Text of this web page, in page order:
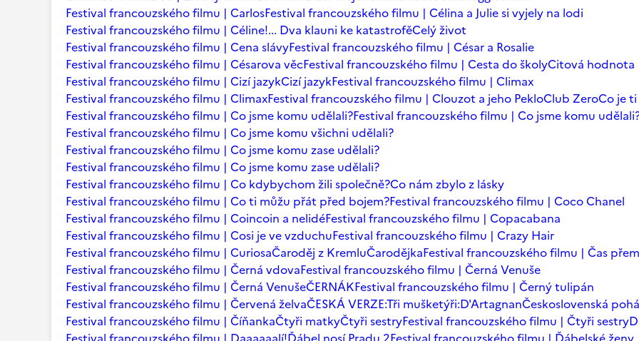
Festival francouzského filmu | CarlosFestival francouzského filmu | Célina a Julie si vyjely na lodi
Festival francouzského filmu | Céline!... Dva klauni ke katastrofěCelý život
Festival francouzského filmu | Cena slávyFestival francouzského filmu | César a Rosalie
Festival francouzského filmu | Césarova věcFestival francouzského filmu | Cesta do školyCitová hodnota
Festival francouzského filmu | Cizí jazykCizí jazykFestival francouzského filmu | Climax
Festival francouzského filmu | ClimaxFestival francouzského filmu | Clouzot a jeho PekloClub ZeroCo je
Festival francouzského filmu | Co jsme komu udělali?Festival francouzského filmu | Co jsme komu
Festival francouzského filmu | Co jsme komu všichni udělali?
Festival francouzského filmu | Co jsme komu zase udělali?
Festival francouzského filmu | Co jsme komu zase udělali?
Festival francouzského filmu | Co kdybychom žili společně?Co nám zbylo z lásky
Festival francouzského filmu | Co ti můžu přát před bojem?Festival francouzského filmu | Coco Chanel
Festival francouzského filmu | Coincoin a nelidéFestival francouzského filmu | Copacabana
Festival francouzského filmu | Cosi je ve vzduchuFestival francouzského filmu | Crazy Hair
Festival francouzského filmu | CuriosaČaroděj z KremluČarodějkaFestival francouzského filmu | Čas
Festival francouzského filmu | Černá vdovaFestival francouzského filmu | Černá Venuše
Festival francouzského filmu | Černá VenušeČERNÁKFestival francouzského filmu | Černý tulipán
Festival francouzského filmu | Červená želvaČESKÁ VERZE:Tři mušketýři:D'ArtagnanČeskoslovenská
Festival francouzského filmu | ČíňankaČtyři matkyČtyři sestryFestival francouzského filmu | Čtyři sestry